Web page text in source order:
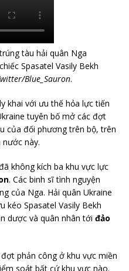
tàu hải quân Nga
Spasatel Vasily Bekh
Blue_Sauron.
khai với ưu thế hỏa lực tiến
tuyên bố mở các đợt
của đối phương trên bộ, trên
này.
không kích ba khu vực lực
. Các binh sĩ tình nguyện
của Nga. Hải quân Ukraine
kéo Spasatel Vasily Bekh
dược và quân nhân tới đảo
phản công ở khu vực miền
soát bất cứ khu vực nào.